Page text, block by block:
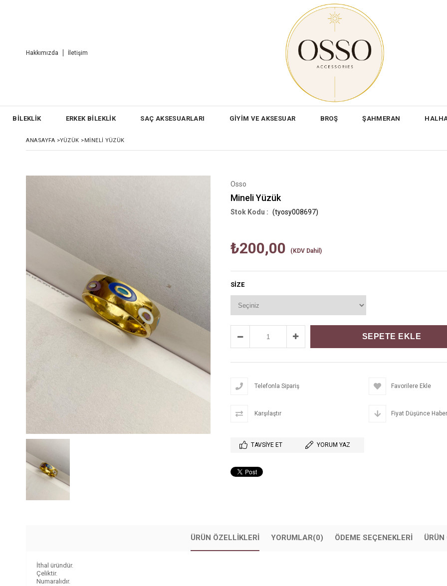
Hakkımızda İletişim
BİLEKLİK ERKEK BİLEKLİK SAÇ AKSESUARLARI GİYİM VE AKSESUAR BROŞ ŞAHMERAN
ANASAYFA >YÜZÜK >MINELI YÜZÜK
Osso
Mineli Yüzük
(tyosy008697)
₺200,00 (KDV Dahil)
SIZE
Telefonla Sipariş Favorilere Ekle
Karşılaştır Fiyat Düşünce
TAVSIYE ET YORUM YAZ
ÜRÜN ÖZELLIKLERI YORUMLAR(0) ÖDEME SEÇENEKLERI ÜRÜN
İthal üründür.
Çeliktir.
Numaralıdır.